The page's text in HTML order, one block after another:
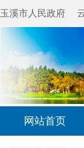
玉溪市人民政府
网站首页